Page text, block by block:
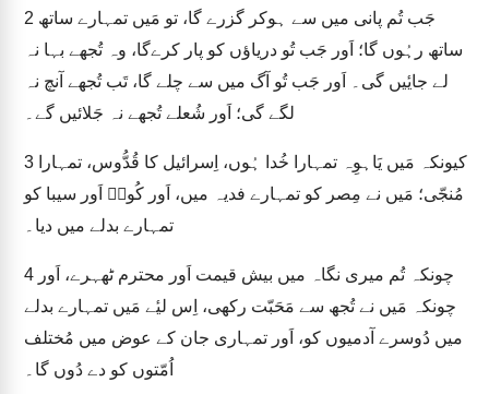
2
ساتھ رہُوں گا؛ اَور جَب تُو دریاؤں کو پار کرےگا، وہ تُجھے بہا نہ
لے جایٔیں گی۔ اَور جَب تُو آگ میں سے چلے گا، تَب تُجھے آنچ نہ
لگے گی؛ اَور شُعلے تُجھے نہ جَلائیں گے۔
3
مُنجّی؛ مَیں نے مِصر کو تمہارے فدیہ میں، اَور کُوشؔ اَور سیبا کو
تمہارے بدلے میں دیا۔
4
چونکہ مَیں نے تُجھ سے مَحَبّت رکھی، اِس لیٔے مَیں تمہارے بدلے
میں دُوسرے آدمیوں کو، اَور تمہاری جان کے عوض میں مُختلف
اُمّتوں کو دے دُوں گا۔